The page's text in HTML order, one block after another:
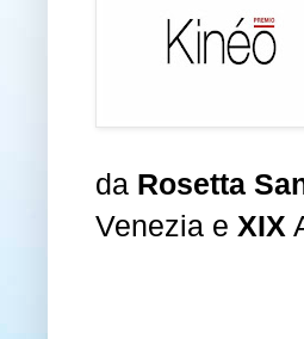
da Rosetta
Venezia e XIX